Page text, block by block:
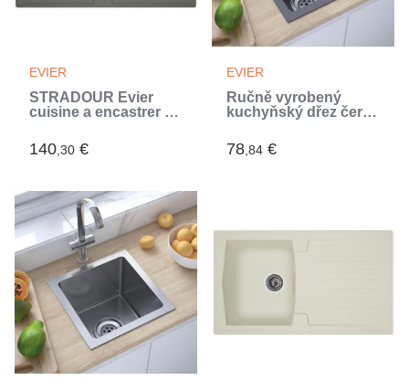
EVIER
STRADOUR Evier
cuisine a encastrer 1
Arena - Résine - 86 x
50 cm - Gris béton
140,30 €
EVIER
Ručně vyrobený
kuchyňský dřez černý
78,84 €